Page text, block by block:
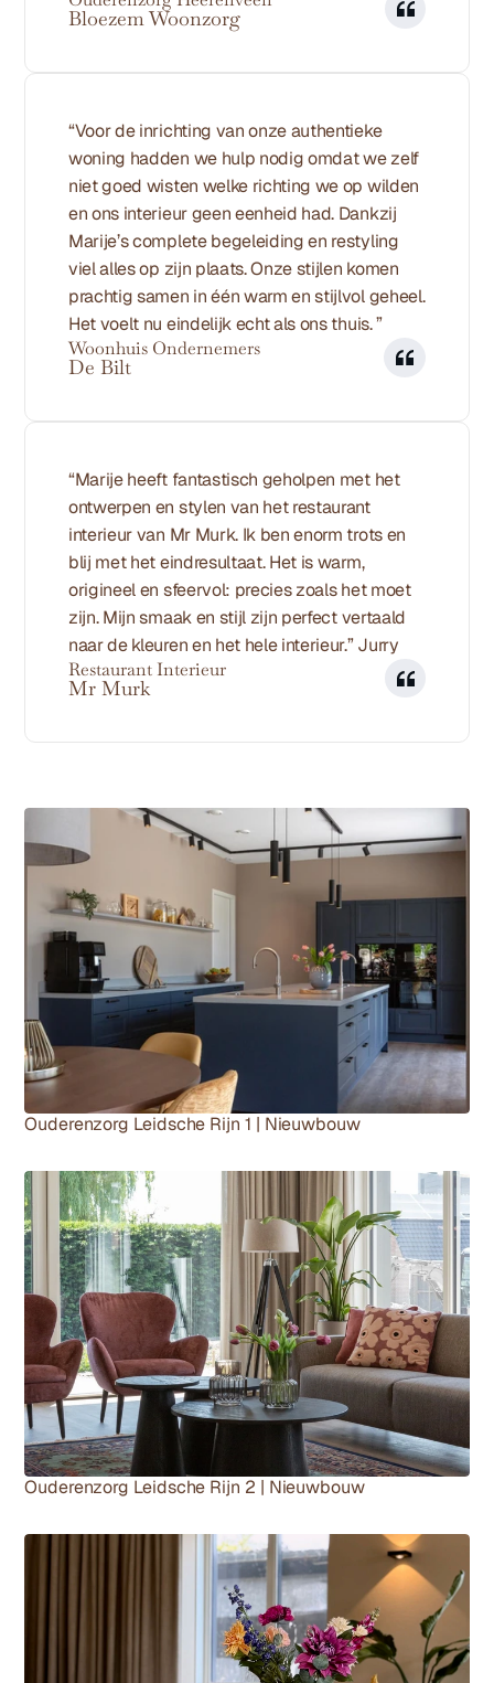
Bloezem Woonzorg
“Voor de inrichting van onze authentieke
woning hadden we hulp nodig omdat we zelf
niet goed wisten welke richting we op wilden
en ons interieur geen eenheid had. Dankzij
Marije’s complete begeleiding en restyling
viel alles op zijn plaats. Onze stijlen komen
prachtig samen in één warm en stijlvol geheel.
Het voelt nu eindelijk echt als ons thuis. ”
Woonhuis Ondernemers
De Bilt
“Marije heeft fantastisch geholpen met het
ontwerpen en stylen van het restaurant
interieur van Mr Murk. Ik ben enorm trots en
blij met het eindresultaat. Het is warm,
origineel en sfeervol: precies zoals het moet
zijn. Mijn smaak en stijl zijn perfect vertaald
naar de kleuren en het hele interieur.” Jurry
Restaurant Interieur
Mr Murk
Meer projecten
Ouderenzorg Leidsche Rijn 1 | Nieuwbouw
Ouderenzorg Leidsche Rijn 2 | Nieuwbouw